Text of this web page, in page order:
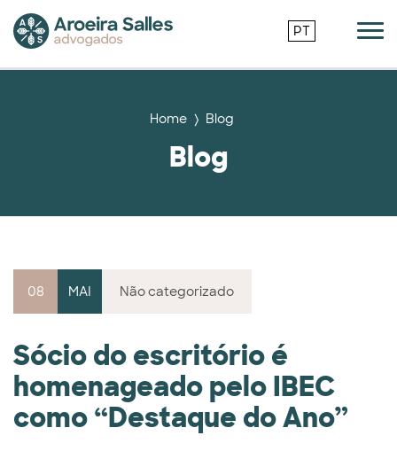
PT
Home Blog
Blog
08 MAI Não categorizado
Sócio do escritório é
homenageado pelo IBEC
como “Destaque do Ano”